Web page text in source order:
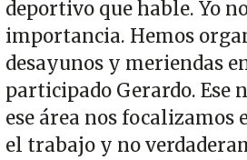
deportivo que hable. Yo
importancia. Hemos
desayunos y meriendas
participado Gerardo. Ese
ese área nos focalizamos
el trabajo y no